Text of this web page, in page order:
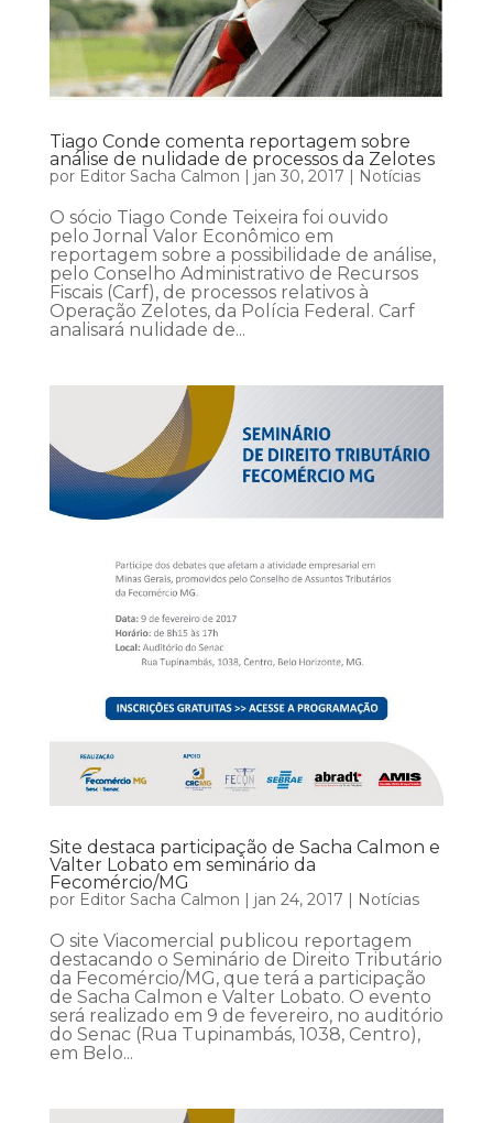
Tiago Conde comenta reportagem sobre
análise de nulidade de processos da Zelotes
por Editor Sacha Calmon | jan 30, 2017 | Notícias
O sócio Tiago Conde Teixeira foi ouvido
pelo Jornal Valor Econômico em
reportagem sobre a possibilidade de análise,
pelo Conselho Administrativo de Recursos
Fiscais (Carf), de processos relativos à
Operação Zelotes, da Polícia Federal. Carf
analisará nulidade de...
Site destaca participação de Sacha Calmon e
Valter Lobato em seminário da
Fecomércio/MG
por Editor Sacha Calmon | jan 24, 2017 | Notícias
O site Viacomercial publicou reportagem
destacando o Seminário de Direito Tributário
da Fecomércio/MG, que terá a participação
de Sacha Calmon e Valter Lobato. O evento
será realizado em 9 de fevereiro, no auditório
do Senac (Rua Tupinambás, 1038, Centro),
em Belo...